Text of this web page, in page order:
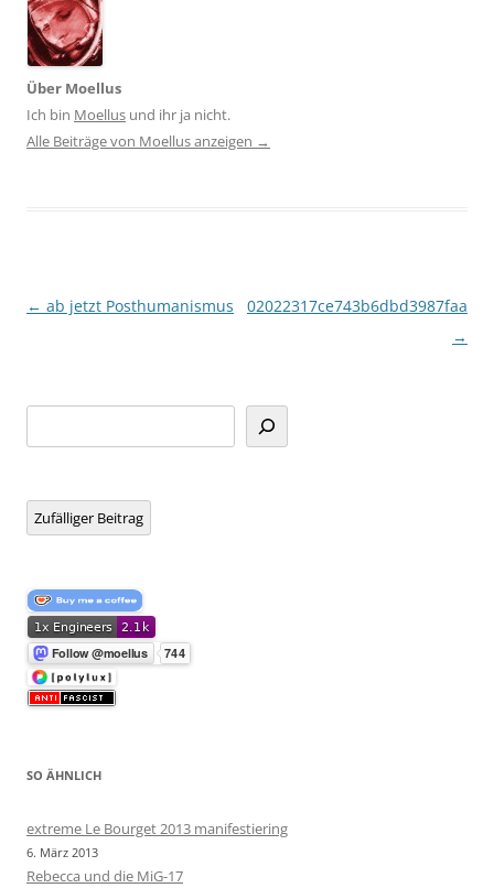
Über Moellus
Ich bin Moellus und ihr ja nicht.
Alle Beiträge von Moellus anzeigen →
Beitragsnavigation
← ab jetzt Posthumanismus
→
Zufälliger Beitrag
SO ÄHNLICH
extreme Le Bourget 2013 manifestiering
6. März 2013
Rebecca und die MiG-17